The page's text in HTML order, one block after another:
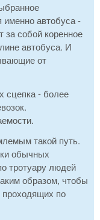
автобуса -
за собой коренное
автобуса. И
от
сцепка - более
такой путь.
обычных
тротуару людей
образом, чтобы
проходящих по